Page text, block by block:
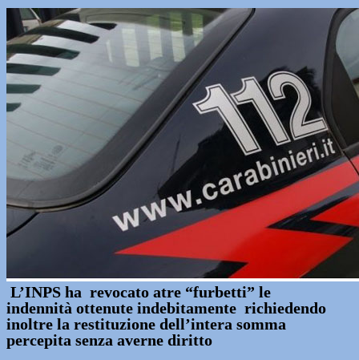
L’INPS ha revocato atre “furbetti” le
indennità ottenute indebitamente richiedendo
inoltre la restituzione dell’intera somma
percepita senza averne diritto